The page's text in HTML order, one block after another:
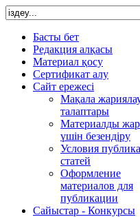
Басты бет
Редакция алқасы
Материал қосу
Сертификат алу
Сайт ережесі
Мақала
талаптары
Материалды
үшін безендіру
Условия
статей
Оформление
материалов для
публикации
Сайыстар - Конкурсы